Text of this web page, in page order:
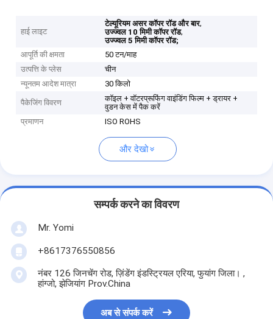
हाई लाइट
टेल्यूरियम असर कॉपर रॉड और बार,
उज्ज्वल 10 मिमी कॉपर रॉड,
उज्ज्वल 5 मिमी कॉपर रॉड;
आपूर्ति की क्षमता
50 टन/माह
उत्पत्ति के प्लेस
चीन
न्यूनतम आदेश मात्रा
30 किलो
पैकेजिंग विवरण
कॉइल + वॉटरप्रूफिंग वाइंडिंग फिल्म + ड्रायर +
वुडन केस में पैक करें
प्रमाणन
ISO ROHS
और देखो
सम्पर्क करने का विवरण
Mr. Yomi
+8617376550856
नंबर 126 जिनचेंग रोड, ज़िंडेंग इंडस्ट्रियल एरिया, फुयांग जिला। ,
हांग्जो, झेजियांग Prov.China
अब से संपर्क करें